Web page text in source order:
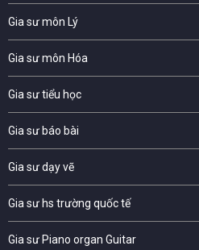
Gia sư môn Lý
Gia sư môn Hóa
Gia sư tiểu học
Gia sư báo bài
Gia sư dạy vẽ
Gia sư hs trường quốc tế
Gia sư Piano organ Guitar